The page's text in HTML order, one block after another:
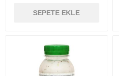
SEPETE EKLE